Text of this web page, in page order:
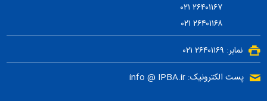
۲۶۴۰۱۱۶۷ ۰۲۱
۲۶۴۰۱۱۶۸ ۰۲۱
نمابر: ۲۶۴۰۱۱۶۹ ۰۲۱
پست الکترونیک: info @ IPBA.ir